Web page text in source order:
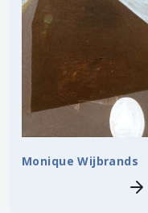
Monique Wijbrands